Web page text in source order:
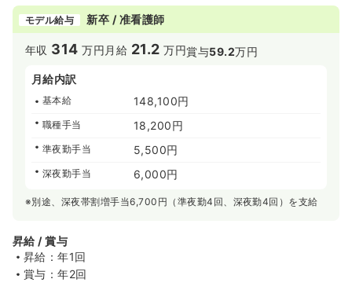
モデル給与 新卒 / 准看護師
年収 314 万円 月給 21.2 万円賞与59.2万円
月給内訳
基本給 148,100円
職種手当 18,200円
準夜勤手当 5,500円
深夜勤手当 6,000円
※別途、深夜帯割増手当6,700円（準夜勤4回、深夜勤4回）を支給
昇給 / 賞与
昇給：年1回
賞与：年2回